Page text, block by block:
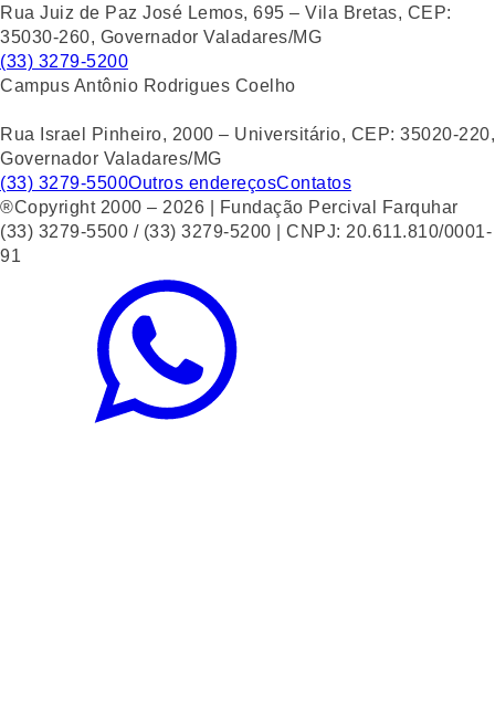
Rua Juiz de Paz José Lemos, 695 – Vila Bretas, CEP:
35030-260, Governador Valadares/MG
(33) 3279-5200
Campus Antônio Rodrigues Coelho
Rua Israel Pinheiro, 2000 – Universitário, CEP: 35020-220,
Governador Valadares/MG
(33) 3279-5500Outros endereçosContatos
®Copyright 2000 – 2026 | Fundação Percival Farquhar
(33) 3279-5500 / (33) 3279-5200 | CNPJ: 20.611.810/0001-
91